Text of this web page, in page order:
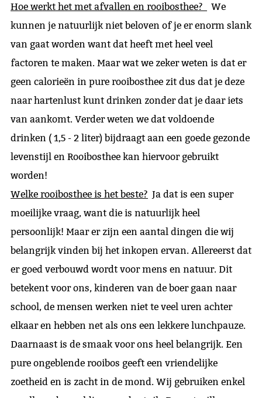
Hoe werkt het met afvallen en rooibosthee?
We
kunnen je natuurlijk niet beloven of je er enorm slank
van gaat worden want dat heeft met heel veel
factoren te maken. Maar wat we zeker weten is dat er
geen calorieën in pure rooibosthee zit dus dat je deze
naar hartenlust kunt drinken zonder dat je daar iets
van aankomt. Verder weten we dat voldoende
drinken ( 1,5 - 2 liter) bijdraagt aan een goede gezonde
levenstijl en Rooibosthee kan hiervoor gebruikt
worden!
Welke rooibosthee is het beste? Ja dat is een super
moeilijke vraag, want die is natuurlijk heel
persoonlijk! Maar er zijn een aantal dingen die wij
belangrijk vinden bij het inkopen ervan. Allereerst dat
er goed verbouwd wordt voor mens en natuur. Dit
betekent voor ons, kinderen van de boer gaan naar
school, de mensen werken niet te veel uren achter
elkaar en hebben net als ons een lekkere lunchpauze.
Daarnaast is de smaak voor ons heel belangrijk. Een
pure ongeblende rooibos geeft een vriendelijke
zoetheid en is zacht in de mond. Wij gebruiken enkel